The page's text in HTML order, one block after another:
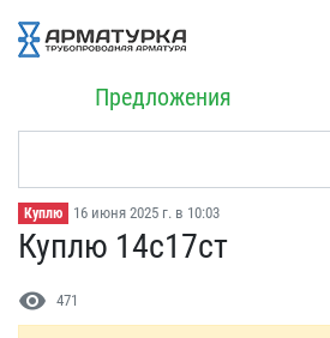
Предложения
Куплю 16 июня 2025 г. в 10:03
Куплю 14с17ст
visibility 471